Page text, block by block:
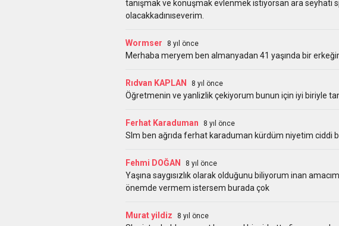
tanışmak ve konuşmak evlenmek istiyorsan ara seyhati
olacakkadınıseverim.
Wormser 8 yıl önce
Merhaba meryem ben almanyadan 41 yaşında bir
Rıdvan KAPLAN 8 yıl önce
Öğretmenin ve yanlizlik çekiyorum bunun için iyi biriyle
Ferhat Karaduman 8 yıl önce
Slm ben ağrıda ferhat karaduman kürdüm niyetim ciddi
Fehmi DOĞAN 8 yıl önce
Yaşına saygısızlık olarak olduğunu biliyorum inan
önemde vermem istersem burada çok
Murat yildiz 8 yıl önce